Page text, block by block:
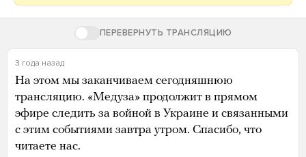
ПЕРЕВЕРНУТЬ ТРАНСЛЯЦИЮ
3 года назад
На этом мы заканчиваем сегодняшнюю
трансляцию. «Медуза» продолжит в прямом
эфире следить за войной в Украине и связанными
с этим событиями завтра утром. Спасибо, что
читаете нас.